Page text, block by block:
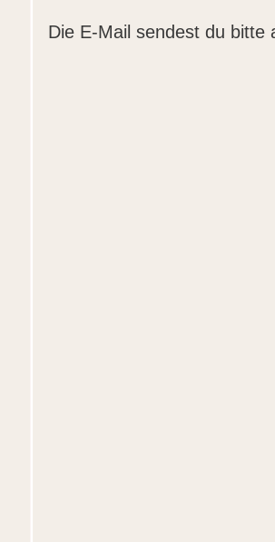
Die E-Mail sendest du bitte